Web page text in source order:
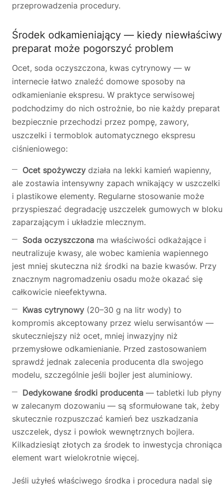
przeprowadzenia procedury.
Środek odkamieniający — kiedy niewłaściwy
preparat może pogorszyć problem
Ocet, soda oczyszczona, kwas cytrynowy — w
internecie łatwo znaleźć domowe sposoby na
odkamienianie ekspresu. W praktyce serwisowej
podchodzimy do nich ostrożnie, bo nie każdy preparat
bezpiecznie przechodzi przez pompę, zawory,
uszczelki i termoblok automatycznego ekspresu
ciśnieniowego:
Ocet spożywczy działa na lekki kamień wapienny,
ale zostawia intensywny zapach wnikający w uszczelki
i plastikowe elementy. Regularne stosowanie może
przyspieszać degradację uszczelek gumowych w bloku
zaparzającym i układzie mlecznym.
Soda oczyszczona ma właściwości odkażające i
neutralizuje kwasy, ale wobec kamienia wapiennego
jest mniej skuteczna niż środki na bazie kwasów. Przy
znacznym nagromadzeniu osadu może okazać się
całkowicie nieefektywna.
Kwas cytrynowy (20–30 g na litr wody) to
kompromis akceptowany przez wielu serwisantów —
skuteczniejszy niż ocet, mniej inwazyjny niż
przemysłowe odkamienianie. Przed zastosowaniem
sprawdź jednak zalecenia producenta dla swojego
modelu, szczególnie jeśli bojler jest aluminiowy.
Dedykowane środki producenta — tabletki lub płyny
w zalecanym dozowaniu — są sformułowane tak, żeby
skutecznie rozpuszczać kamień bez uszkadzania
uszczelek, dysz i powłok wewnętrznych bojlera.
Kilkadziesiąt złotych za środek to inwestycja chroniąca
element wart wielokrotnie więcej.
Jeśli użyłeś właściwego środka i procedura nadal się